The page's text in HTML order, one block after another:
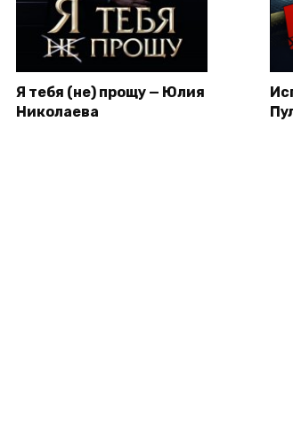
Я тебя (не) прощу — Юлия
Николаева